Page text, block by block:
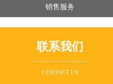
销售服务
联系我们
CONTACT US